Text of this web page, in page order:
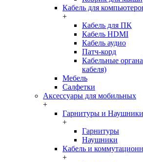
Кабель для
+
Кабель для ПК
Кабель HDMI
Кабель аудио
Патч-корд
Кабельные
кабеля)
Мебель
Салфетки
Аксессуары для мобильных
+
Гарнитуры и Наушники
+
Гарнитуры
Наушники
Кабель и
+